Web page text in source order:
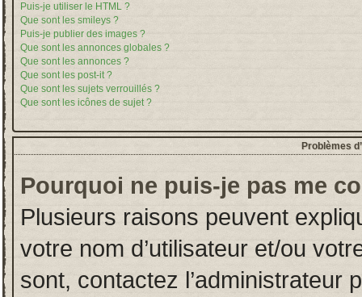
Puis-je utiliser le HTML ?
Que sont les smileys ?
Puis-je publier des images ?
Que sont les annonces globales ?
Que sont les annonces ?
Que sont les post-it ?
Que sont les sujets verrouillés ?
Que sont les icônes de sujet ?
Problèmes
Pourquoi ne puis-je pas me
Plusieurs raisons peuvent
votre nom d’utilisateur et/ou
sont, contactez l’administrateur